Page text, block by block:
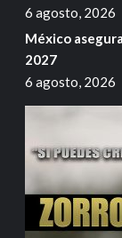
6 agosto, 2026
México
2027
6 agosto, 2026